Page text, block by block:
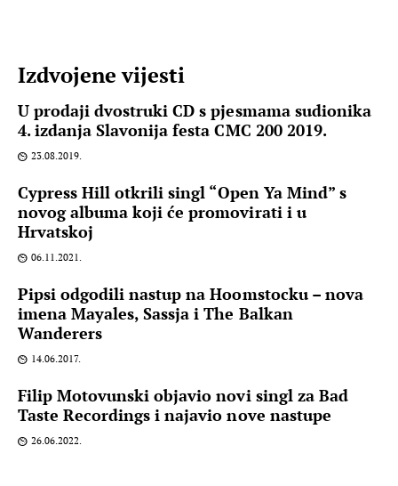
Izdvojene vijesti
U prodaji dvostruki CD s pjesmama sudionika
4. izdanja Slavonija festa CMC 200 2019.
23.08.2019.
Cypress Hill otkrili singl “Open Ya Mind” s
novog albuma koji će promovirati i u
Hrvatskoj
06.11.2021.
Pipsi odgodili nastup na Hoomstocku – nova
imena Mayales, Sassja i The Balkan
Wanderers
14.06.2017.
Filip Motovunski objavio novi singl za Bad
Taste Recordings i najavio nove nastupe
26.06.2022.